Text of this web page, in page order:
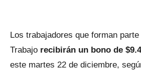
Los trabajadores que forman
Trabajo recibirán un bono de
este martes 22 de diciembre,